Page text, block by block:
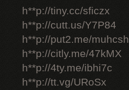
h**p://tiny.cc/sficzx
h**p://cutt.us/Y7P84
h**p://put2.me/muhcsh
h**p://citly.me/47kMX
h**p://4ty.me/ibhi7c
h**p://tt.vg/URoSx